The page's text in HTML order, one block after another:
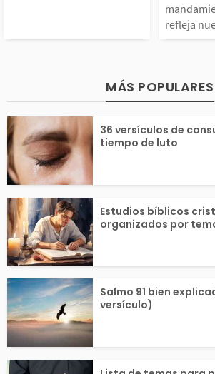
plo...
a través de
y reflexiones
Se dice que
una mención a la
e
a. En
ús...
refleja
MÁS POPULARES
36 versículos de
tiempo de luto
Estudios bíblicos
organizados por
Salmo 91 bien
versículo)